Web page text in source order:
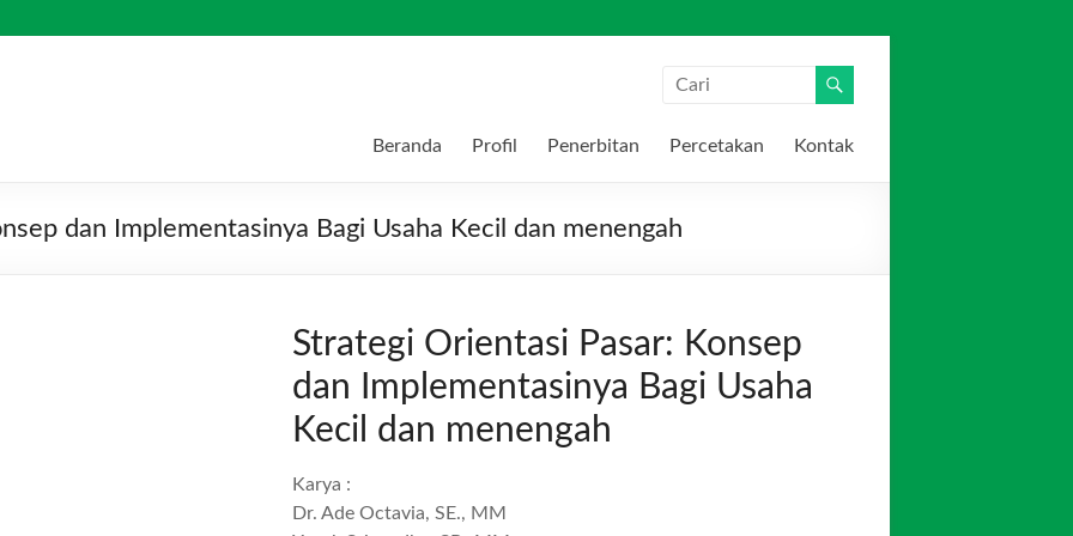
Beranda Profil Penerbitan Percetakan Kontak
dan Implementasinya Bagi Usaha Kecil dan menengah
Strategi Orientasi Pasar: Konsep
dan Implementasinya Bagi Usaha
Kecil dan menengah
Karya :
Dr. Ade Octavia, SE., MM